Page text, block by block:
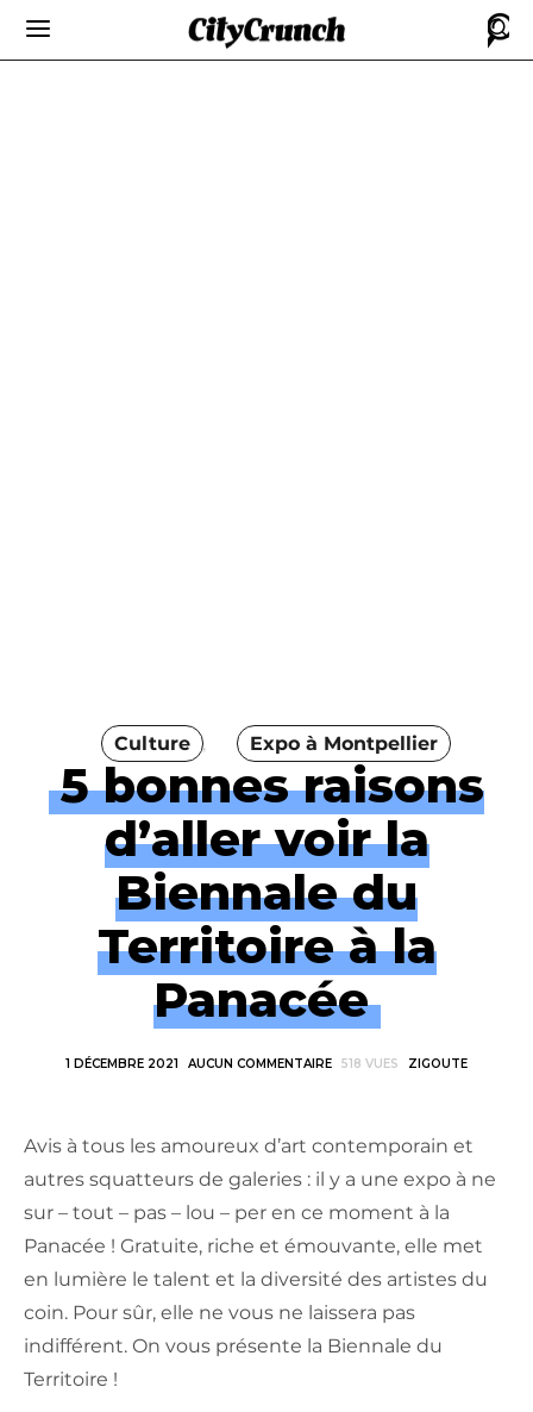
Culture Expo à Montpellier
5 bonnes raisons
d’aller voir la
Biennale du
Territoire à la
Panacée
1 DÉCEMBRE 2021 AUCUN COMMENTAIRE 518 VUES ZIGOUTE
Avis à tous les amoureux d’art contemporain et
autres squatteurs de galeries : il y a une expo à ne
sur – tout – pas – lou – per en ce moment à la
Panacée ! Gratuite, riche et émouvante, elle met
en lumière le talent et la diversité des artistes du
coin. Pour sûr, elle ne vous ne laissera pas
indifférent. On vous présente la Biennale du
Territoire !